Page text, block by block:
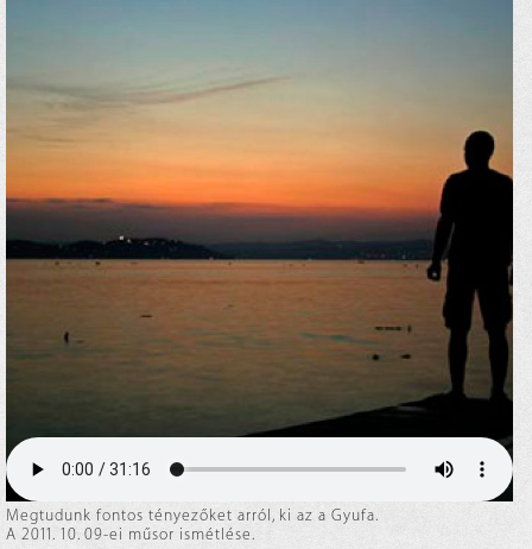
Megtudunk fontos tényezőket arról, ki az a Gyufa.
A 2011. 10. 09-ei műsor ismétlése.